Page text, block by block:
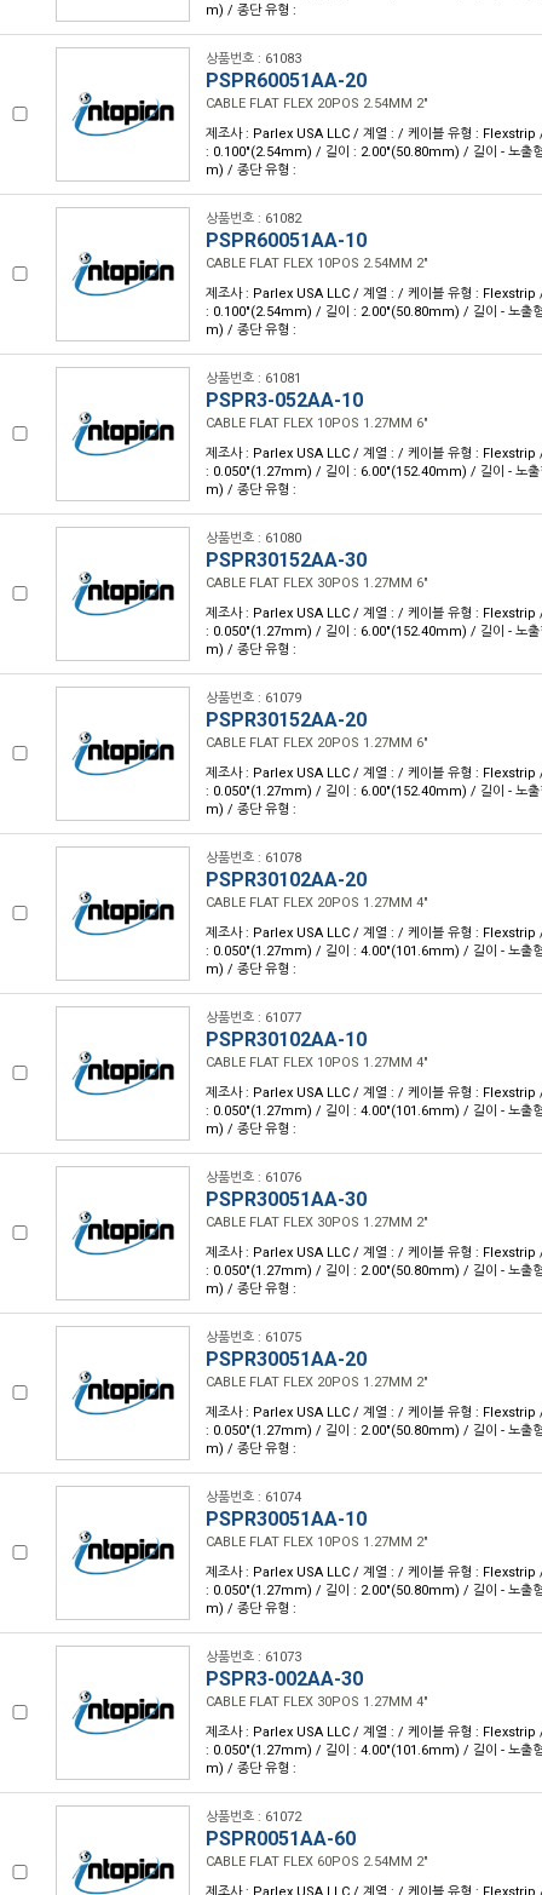
m) / 종단 유형 :
상품번호 : 61083
PSPR60051AA-20
CABLE FLAT FLEX 20POS 2.54MM 2"
제조사 : Parlex USA LLC / 계열 : / 케이블 유형 : Flexstrip
: 0.100"(2.54mm) / 길이 : 2.00"(50.80mm) / 길이 - 노출
m) / 종단 유형 :
상품번호 : 61082
PSPR60051AA-10
CABLE FLAT FLEX 10POS 2.54MM 2"
제조사 : Parlex USA LLC / 계열 : / 케이블 유형 : Flexstrip
: 0.100"(2.54mm) / 길이 : 2.00"(50.80mm) / 길이 - 노출
m) / 종단 유형 :
상품번호 : 61081
PSPR3-052AA-10
CABLE FLAT FLEX 10POS 1.27MM 6"
제조사 : Parlex USA LLC / 계열 : / 케이블 유형 : Flexstrip
: 0.050"(1.27mm) / 길이 : 6.00"(152.40mm) / 길이 - 노
m) / 종단 유형 :
상품번호 : 61080
PSPR30152AA-30
CABLE FLAT FLEX 30POS 1.27MM 6"
제조사 : Parlex USA LLC / 계열 : / 케이블 유형 : Flexstrip
: 0.050"(1.27mm) / 길이 : 6.00"(152.40mm) / 길이 - 노
m) / 종단 유형 :
상품번호 : 61079
PSPR30152AA-20
CABLE FLAT FLEX 20POS 1.27MM 6"
제조사 : Parlex USA LLC / 계열 : / 케이블 유형 : Flexstrip
: 0.050"(1.27mm) / 길이 : 6.00"(152.40mm) / 길이 - 노
m) / 종단 유형 :
상품번호 : 61078
PSPR30102AA-20
CABLE FLAT FLEX 20POS 1.27MM 4"
제조사 : Parlex USA LLC / 계열 : / 케이블 유형 : Flexstrip
: 0.050"(1.27mm) / 길이 : 4.00"(101.6mm) / 길이 - 노출
m) / 종단 유형 :
상품번호 : 61077
PSPR30102AA-10
CABLE FLAT FLEX 10POS 1.27MM 4"
제조사 : Parlex USA LLC / 계열 : / 케이블 유형 : Flexstrip
: 0.050"(1.27mm) / 길이 : 4.00"(101.6mm) / 길이 - 노출
m) / 종단 유형 :
상품번호 : 61076
PSPR30051AA-30
CABLE FLAT FLEX 30POS 1.27MM 2"
제조사 : Parlex USA LLC / 계열 : / 케이블 유형 : Flexstrip
: 0.050"(1.27mm) / 길이 : 2.00"(50.80mm) / 길이 - 노출
m) / 종단 유형 :
상품번호 : 61075
PSPR30051AA-20
CABLE FLAT FLEX 20POS 1.27MM 2"
제조사 : Parlex USA LLC / 계열 : / 케이블 유형 : Flexstrip
: 0.050"(1.27mm) / 길이 : 2.00"(50.80mm) / 길이 - 노출
m) / 종단 유형 :
상품번호 : 61074
PSPR30051AA-10
CABLE FLAT FLEX 10POS 1.27MM 2"
제조사 : Parlex USA LLC / 계열 : / 케이블 유형 : Flexstrip
: 0.050"(1.27mm) / 길이 : 2.00"(50.80mm) / 길이 - 노출
m) / 종단 유형 :
상품번호 : 61073
PSPR3-002AA-30
CABLE FLAT FLEX 30POS 1.27MM 4"
제조사 : Parlex USA LLC / 계열 : / 케이블 유형 : Flexstrip
: 0.050"(1.27mm) / 길이 : 4.00"(101.6mm) / 길이 - 노출
m) / 종단 유형 :
상품번호 : 61072
PSPR0051AA-60
CABLE FLAT FLEX 60POS 2.54MM 2"